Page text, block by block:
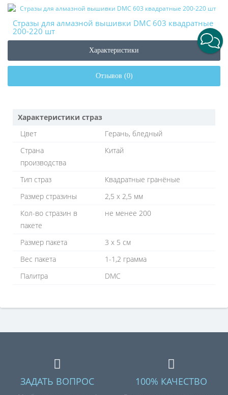
Стразы для алмазной вышивки DMC 603 квадратные
200-220 шт
Характеристики
Отзывов (0)
Характеристики страз
Цвет
Герань, бледный
Страна
производства
Китай
Тип страз
Квадратные гранёные
Размер стразины
2,5 х 2,5 мм
Кол-во стразин в
пакете
не менее 200
Размер пакета
3 х 5 см
Вес пакета
1-1,2 грамма
Палитра
DMC
ЗАДАТЬ ВОПРОС 100% КАЧЕСТВО